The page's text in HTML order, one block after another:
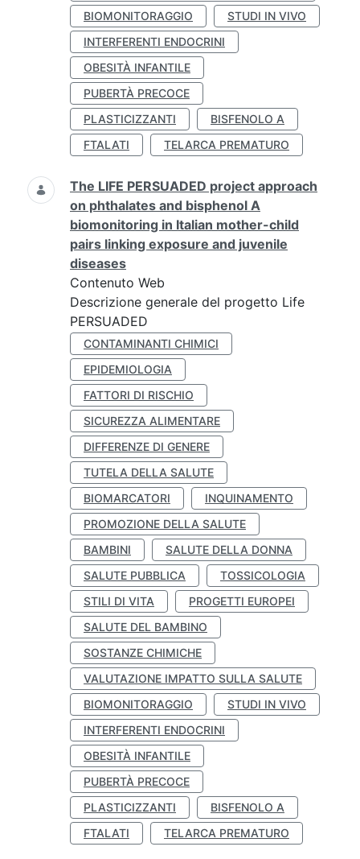
BIOMONITORAGGIO
STUDI IN VIVO
INTERFERENTI ENDOCRINI
OBESITÀ INFANTILE
PUBERTÀ PRECOCE
PLASTICIZZANTI
BISFENOLO A
FTALATI
TELARCA PREMATURO
The LIFE PERSUADED project approach
on phthalates and bisphenol A
biomonitoring in Italian mother-child
pairs linking exposure and juvenile
diseases
Contenuto Web
Descrizione generale del progetto Life
PERSUADED
CONTAMINANTI CHIMICI
EPIDEMIOLOGIA
FATTORI DI RISCHIO
SICUREZZA ALIMENTARE
DIFFERENZE DI GENERE
TUTELA DELLA SALUTE
BIOMARCATORI
INQUINAMENTO
PROMOZIONE DELLA SALUTE
BAMBINI
SALUTE DELLA DONNA
SALUTE PUBBLICA
TOSSICOLOGIA
STILI DI VITA
PROGETTI EUROPEI
SALUTE DEL BAMBINO
SOSTANZE CHIMICHE
VALUTAZIONE IMPATTO SULLA SALUTE
BIOMONITORAGGIO
STUDI IN VIVO
INTERFERENTI ENDOCRINI
OBESITÀ INFANTILE
PUBERTÀ PRECOCE
PLASTICIZZANTI
BISFENOLO A
FTALATI
TELARCA PREMATURO